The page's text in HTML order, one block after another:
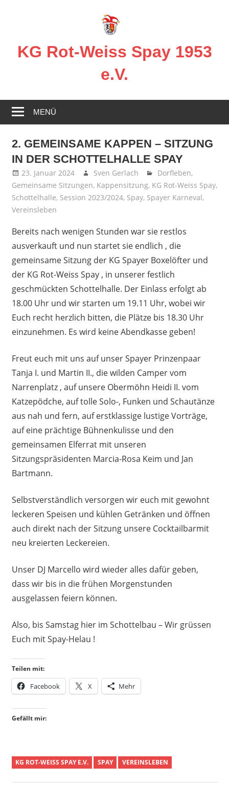
KG Rot-Weiss Spay 1953
e.V.
in
Spay!
MENÜ
2. GEMEINSAME KAPPEN – SITZUNG
IN DER SCHOTTELHALLE SPAY
23. Januar 2024 Sven Gerlach Dorfleben,
Gemeinsame Sitzungen, Kappensitzung, KG Rot-Weiss Spay,
Schottelhalle, Session 2023/2024, Spay, Spayer Karneval,
Vereinsleben
Bereits nach wenigen Stunden war sie restlos
ausverkauft und nun startet sie endlich , die
gemeinsame Sitzung der KG Spayer Boxelöfter und
der KG Rot-Weiss Spay , in unserer festlich
geschmückten Schottelhalle. Der Einlass erfolgt ab
18.00 Uhr und wir starten um 19.11 Uhr, wobei wir
Euch recht herzlich bitten, die Plätze bis 18.30 Uhr
einzunehmen. Es wird keine Abendkasse geben!
Freut euch mit uns auf unser Spayer Prinzenpaar
Tanja I. und Martin II., die wilden Camper vom
Narrenplatz , auf unsere Obermöhn Heidi II. vom
Katzepödche, auf tolle Solo-, Funken und Schautänze
aus nah und fern, auf erstklassige lustige Vorträge,
auf eine prächtige Bühnenkulisse und den
gemeinsamen Elferrat mit unseren
Sitzungspräsidenten Marcia-Rosa Keim und Jan
Bartmann.
Selbstverständlich versorgen wir euch mit gewohnt
leckeren Speisen und kühlen Getränken und öffnen
auch direkt nach der Sitzung unsere Cocktailbarmit
neu kreierten Leckereien.
Unser DJ Marcello wird wieder alles dafür geben,
dass wir bis in die frühen Morgenstunden
ausgelassen feiern können.
Also, bis Samstag hier im Schottelbau – Wir grüssen
Euch mit Spay-Helau !
Teilen mit:
Facebook X Mehr
Gefällt mir:
KG ROT-WEISS SPAY E.V. SPAY VEREINSLEBEN